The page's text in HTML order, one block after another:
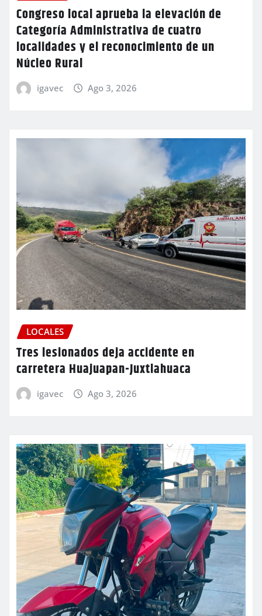
Congreso local aprueba la elevación de
Categoría Administrativa de cuatro
localidades y el reconocimiento de un
Núcleo Rural
igavec Ago 3, 2026
LOCALES
Tres lesionados deja accidente en
carretera Huajuapan-Juxtlahuaca
igavec Ago 3, 2026